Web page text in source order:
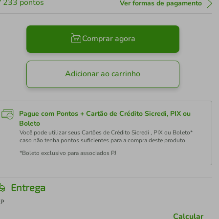
233 pontos Ver formas de pagamento
Comprar agora
Adicionar ao carrinho
Pague com Pontos + Cartão de Crédito Sicredi, PIX ou
Boleto
Você pode utilizar seus Cartões de Crédito Sicredi , PIX ou Boleto*
caso não tenha pontos suficientes para a compra deste produto.
*Boleto exclusivo para associados PJ
Entrega
Calcular